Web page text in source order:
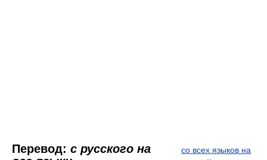
Перевод: с русского на
со всех языков на